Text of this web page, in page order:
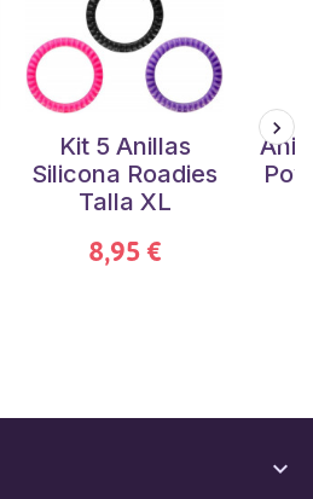
Kit 5 Anillas
Silicona Roadies
Talla XL
8,95 €
